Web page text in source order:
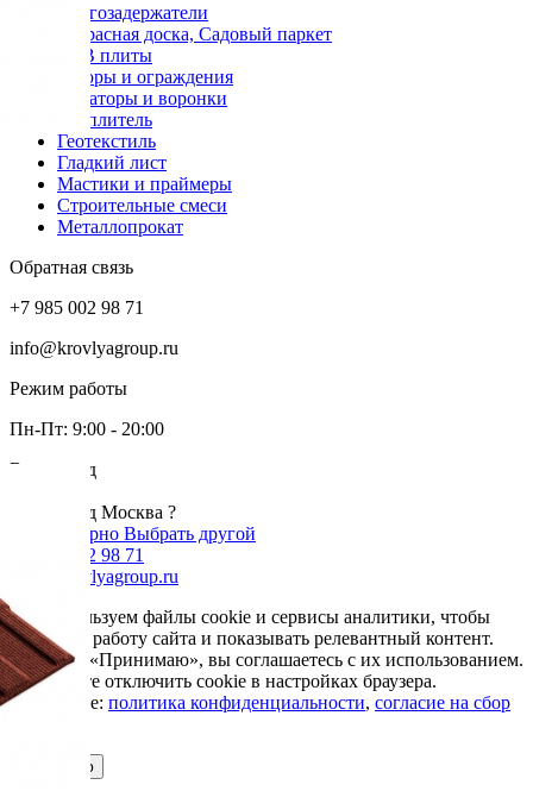
Снегозадержатели
Террасная доска, Садовый паркет
OSB плиты
Заборы и ограждения
Аэраторы и воронки
Утеплитель
Геотекстиль
Гладкий лист
Мастики и праймеры
Строительные смеси
Металлопрокат
Обратная связь
+7 985 002 98 71
info@krovlyagroup.ru
Режим работы
Пн-Пт: 9:00 - 20:00
Ваш город
Ваш город Москва ?
Да, все верно Выбрать другой
+7 985 002 98 71
info@krovlyagroup.ru
Мы используем файлы cookie и сервисы аналитики, чтобы
улучшить работу сайта и показывать релевантный контент.
Нажимая «Принимаю», вы соглашаетесь с их использованием.
Вы можете отключить cookie в настройках браузера.
Подробнее: политика конфиденциальности, согласие на сбор
Принимаю